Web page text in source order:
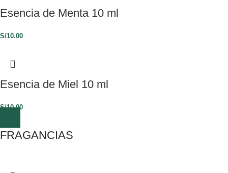
Esencia de Menta 10 ml
S/10.00
Esencia de Miel 10 ml
S/10.00
FRAGANCIAS